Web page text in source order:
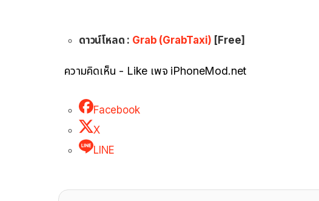
ดาวน์โหลด : Grab (GrabTaxi) [Free]
ความคิดเห็น - Like เพจ iPhoneMod.net
Facebook
X
LINE